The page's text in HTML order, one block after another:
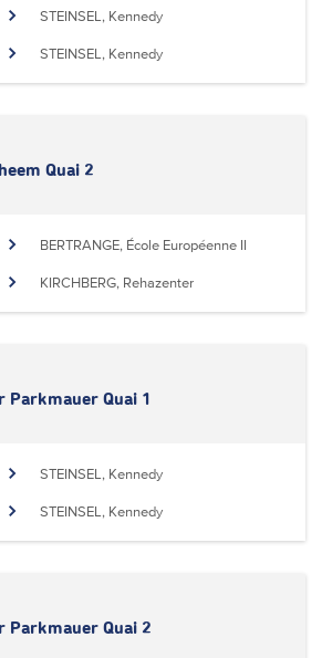
STEINSEL, Kennedy
STEINSEL, Kennedy
Quai 2
BERTRANGE, École Européenne II
KIRCHBERG, Rehazenter
Parkmauer Quai 1
STEINSEL, Kennedy
STEINSEL, Kennedy
Parkmauer Quai 2